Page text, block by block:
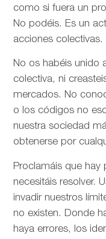
como si fuera un
No podéis. Es un
acciones colectivas.
No os habéis unido
colectiva, ni
mercados. No
o los códigos no
nuestra sociedad
obtenerse por
Proclamáis que hay
necesitáis resolver.
invadir nuestros
no existen. Donde
haya errores, los